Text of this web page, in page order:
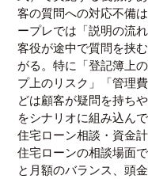
客の質問への対応不備
ープレでは「説明の流
客役が途中で質問を挟
がる。特に「登記簿上
プ上のリスク」「管理
どは顧客が疑問を持ち
をシナリオに組み込ん
住宅ローン相談・資金
住宅ローンの相談場面
と月額のバランス、頭